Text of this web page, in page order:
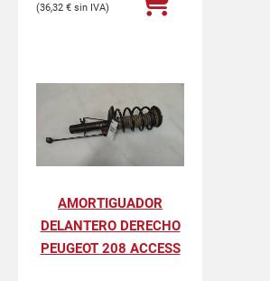
36,32 €
AMORTIGUADOR
DELANTERO DERECHO
PEUGEOT 208 ACCESS